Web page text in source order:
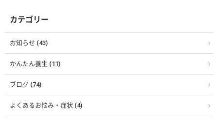
カテゴリー
お知らせ (43)
かんたん養生 (11)
ブログ (74)
よくあるお悩み・症状 (4)